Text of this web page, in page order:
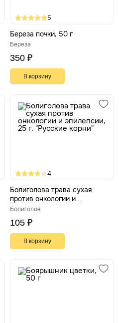
5
Береза почки, 50 г
Береза
350 ₽
В корзину
4
Болиголова трава сухая
против онкологии и
эпилепсии, 25 г. "Русские
Болиголов
105 ₽
В корзину